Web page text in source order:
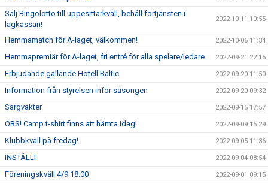
Sälj Bingolotto till uppesittarkväll, behåll förtjänsten i
lagkassan!
2022-10-11 10:55
Hemmamatch för A-laget, välkommen! 2022-10-06 11:34
Hemmapremiär för A-laget, fri entré för alla spelare/ledare. 2022-09-21 22:15
Erbjudande gällande Hotell Baltic 2022-09-20 11:50
Information från styrelsen inför säsongen 2022-09-20 09:32
Sargvakter 2022-09-15 17:57
OBS! Camp t-shirt finns att hämta idag! 2022-09-09 15:29
Klubbkväll på fredag! 2022-09-05 11:36
INSTÄLLT 2022-09-04 08:54
Föreningskväll 4/9 18:00 2022-09-01 09:15